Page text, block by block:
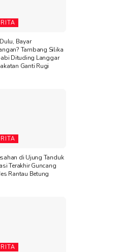
Bayar
Tambang Silika
Dituding Langgar
Ganti Rugi
di Ujung Tanduk
Terakhir Guncang
Rantau Betung